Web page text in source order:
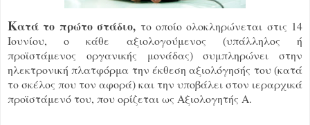
Κατά το πρώτο στάδιο, το οποίο ολοκληρώνεται στις 14
Ιουνίου, ο κάθε αξιολογούμενος (υπάλληλος ή
προϊστάμενος οργανικής μονάδας) συμπληρώνει στην
ηλεκτρονική πλατφόρμα την έκθεση αξιολόγησής του (κατά
το σκέλος που τον αφορά) και την υποβάλει στον ιεραρχικά
προϊστάμενό του, που ορίζεται ως Αξιολογητής Α.